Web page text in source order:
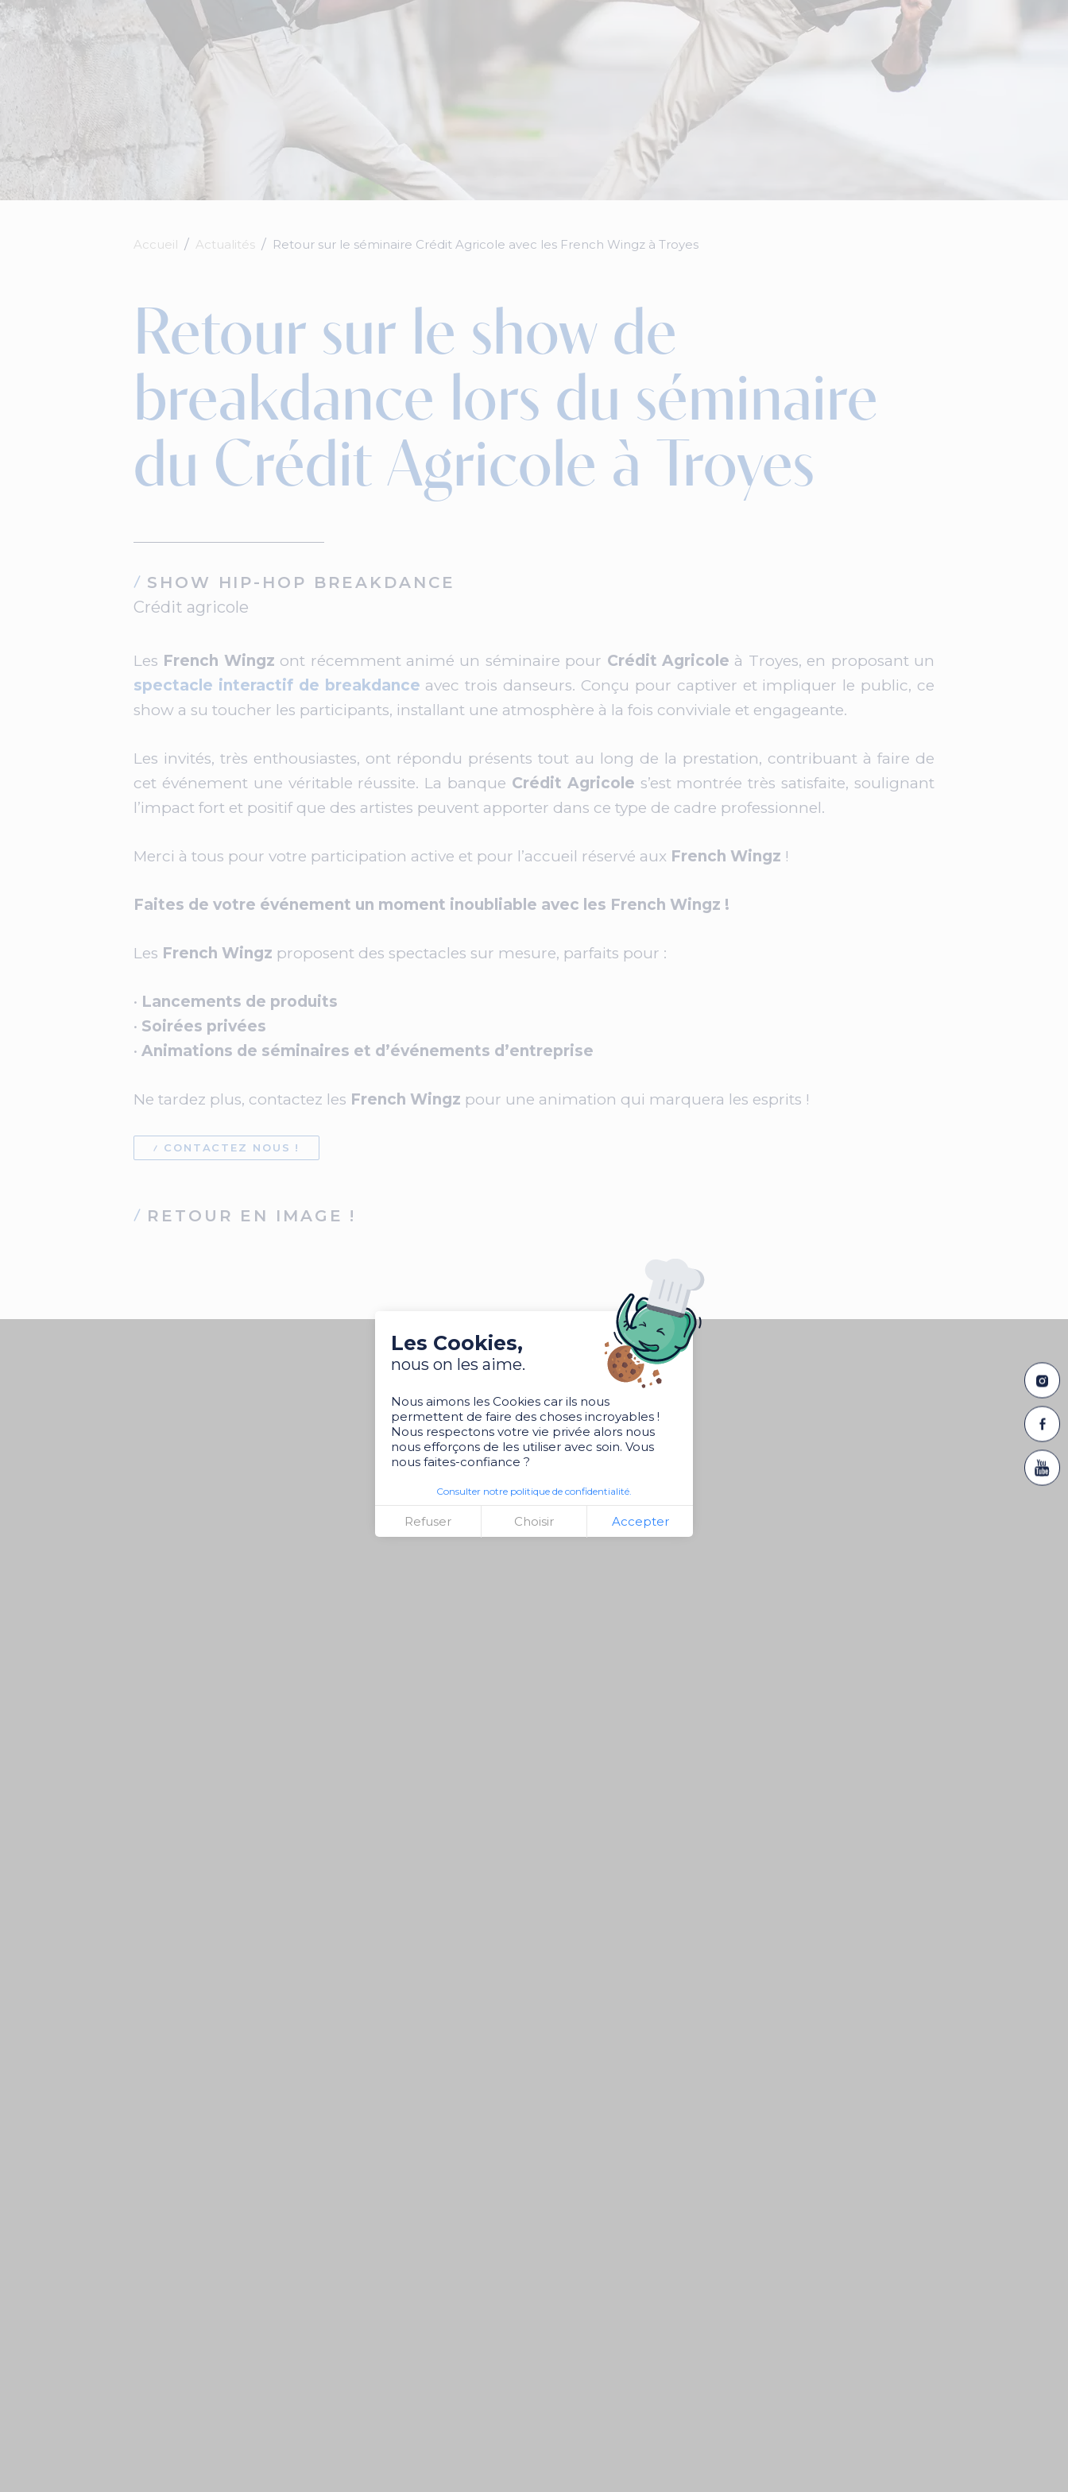
Les Cookies,
nous on les aime.
Nous aimons les Cookies car ils nous
permettent de faire des choses incroyables !
Nous respectons votre vie privée alors nous
nous efforçons de les utiliser avec soin. Vous
nous faites-confiance ?
Consulter notre politique de confidentialité.
Refuser Choisir Accepter
Accueil Actualités Retour sur le séminaire Crédit Agricole avec les French Wingz à Troyes
Retour sur le show de
breakdance lors du séminaire
du Crédit Agricole à Troyes
SHOW HIP-HOP BREAKDANCE
Crédit agricole
Les French Wingz ont récemment animé un séminaire pour Crédit Agricole à Troyes, en proposant un
spectacle interactif de breakdance avec trois danseurs. Conçu pour captiver et impliquer le public, ce
show a su toucher les participants, installant une atmosphère à la fois conviviale et engageante.
Les invités, très enthousiastes, ont répondu présents tout au long de la prestation, contribuant à faire de
cet événement une véritable réussite. La banque Crédit Agricole s’est montrée très satisfaite, soulignant
l’impact fort et positif que des artistes peuvent apporter dans ce type de cadre professionnel.
Merci à tous pour votre participation active et pour l’accueil réservé aux French Wingz !
Faites de votre événement un moment inoubliable avec les French Wingz !
Les French Wingz proposent des spectacles sur mesure, parfaits pour :
• Lancements de produits
• Soirées privées
• Animations de séminaires et d’événements d’entreprise
Ne tardez plus, contactez les French Wingz pour une animation qui marquera les esprits !
CONTACTEZ NOUS !
RETOUR EN IMAGE !